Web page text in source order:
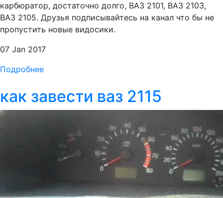
карбюратор, достаточно долго, ВАЗ 2101, ВАЗ 2103,
ВАЗ 2105. Друзья подписывайтесь на канал что бы не
пропустить новые видосики.
07 Jan 2017
Подробнее
как завести ваз 2115